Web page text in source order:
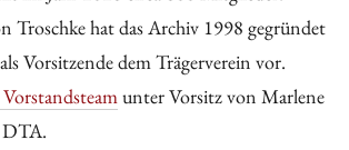
Troschke hat das Archiv 1998 gegründet
Vorsitzende dem Trägerverein vor.
unter Vorsitz von Marlene
DTA.